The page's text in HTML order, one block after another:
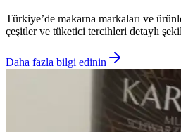
Türkiye’de makarna markaları ve
çeşitler ve tüketici tercihleri detaylı
Daha fazla bilgi edinin